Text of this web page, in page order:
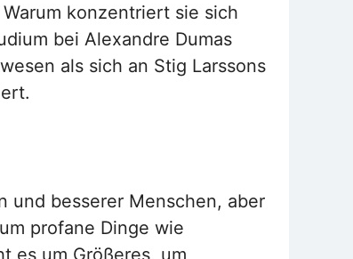
konzentriert sie sich
bei Alexandre Dumas
als sich an Stig Larssons
und besserer Menschen, aber
profane Dinge wie
es um Größeres, um